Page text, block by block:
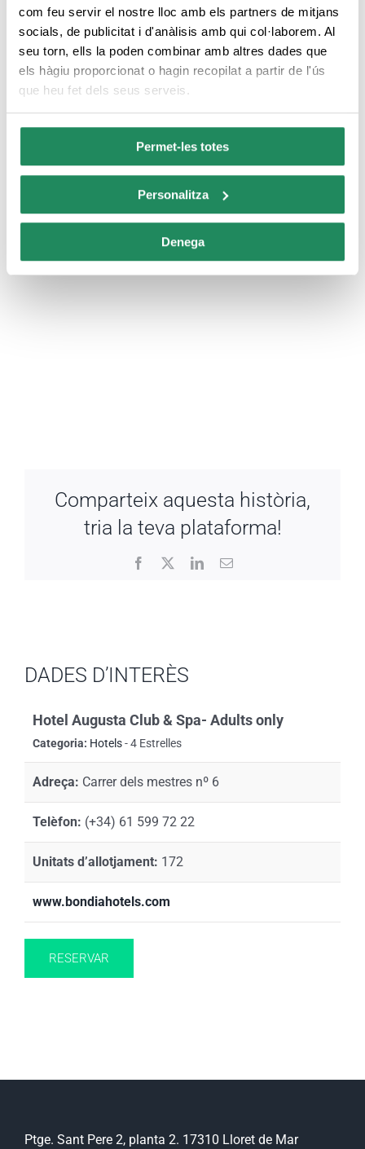
com feu servir el nostre lloc amb els partners de mitjans
socials, de publicitat i d'anàlisis amb qui col·laborem. Al
seu torn, ells la poden combinar amb altres dades que
els hàgiu proporcionat o hagin recopilat a partir de l'ús
que heu fet dels seus serveis.
Permet-les totes
Personalitza
Denega
Habitacions amb
connexió a Internet
Servei de caixa forta
Servei a l’habitació
Comparteix aquesta història,
tria la teva plataforma!
Facebook LinkedInEmail:
DADES D’INTERÈS
Hotel Augusta Club & Spa- Adults only
Categoria: Hotels- 4 Estrelles
Adreça: Carrer dels mestres nº 6
Telèfon: (+34) 61 599 72 22
Unitats d’allotjament: 172
www.bondiahotels.com
RESERVAR
Ptge. Sant Pere 2, planta 2. 17310 Lloret de Mar